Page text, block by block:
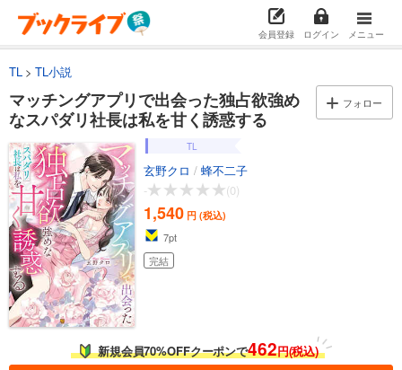
会員登録 ログイン メニュー
TL TL小説
マッチングアプリで出会った独占欲強め
なスパダリ社長は私を甘く誘惑する
フォロー
TL
玄野クロ / 蜂不二子
-
(0)
1,540 円 (税込)
7pt
完結
新規会員70%OFFクーポンで462円(税込)